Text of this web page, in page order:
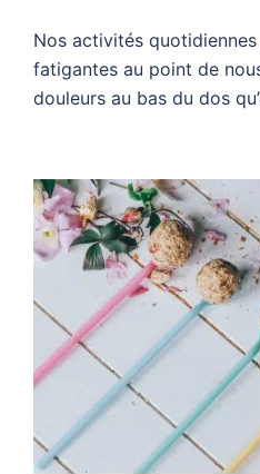
Nos activités
fatigantes au point de
douleurs au bas du dos